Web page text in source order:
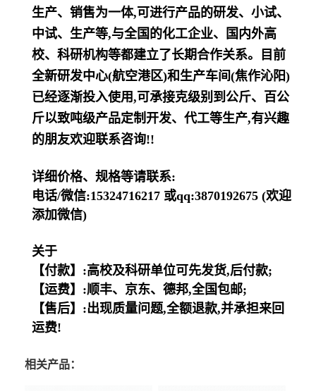
生产、销售为一体,可进行产品的研发、小试、
中试、生产等,与全国的化工企业、国内外高
校、科研机构等都建立了长期合作关系。目前
全新研发中心(航空港区)和生产车间(焦作沁阳)
已经逐渐投入使用,可承接克级别到公斤、百公
斤以致吨级产品定制开发、代工等生产,有兴趣
的朋友欢迎联系咨询!!
详细价格、规格等请联系:
电话/微信:15324716217 或qq:3870192675 (欢迎
添加微信)
关于
【付款】:高校及科研单位可先发货,后付款;
【运费】:顺丰、京东、德邦,全国包邮;
【售后】:出现质量问题,全额退款,并承担来回
运费!
相关产品：